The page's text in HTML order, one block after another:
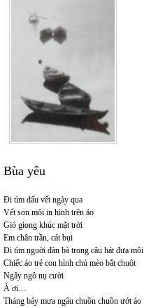
Bùa yêu
Đi tìm dấu vết ngày qua
Vết son môi in hình trên áo
Gió giong khúc mặt trời
Em chân trần, cát bụi
Đi tìm nguời đàn bà trong câu hát đưa môi
Chiếc áo trẻ con hình chú mèo bắt chuột
Ngây ngô nụ cười
À ơi…
Tháng bảy mưa ngâu chuồn chuồn ướt áo